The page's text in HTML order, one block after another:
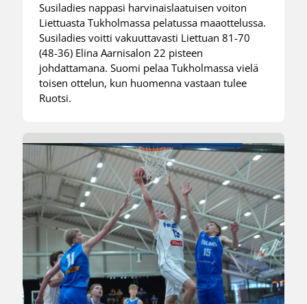
Susiladies nappasi harvinaislaatuisen voiton
Liettuasta Tukholmassa pelatussa maaottelussa.
Susiladies voitti vakuuttavasti Liettuan 81-70
(48-36) Elina Aarnisalon 22 pisteen
johdattamana. Suomi pelaa Tukholmassa vielä
toisen ottelun, kun huomenna vastaan tulee
Ruotsi.